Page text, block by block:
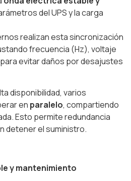
del UPS y la carga
realizan esta sincronización
frecuencia (Hz), voltaje
evitar daños por desajustes
disponibilidad, varios
en paralelo, compartiendo
Esto permite redundancia
detener el suministro.
y mantenimiento